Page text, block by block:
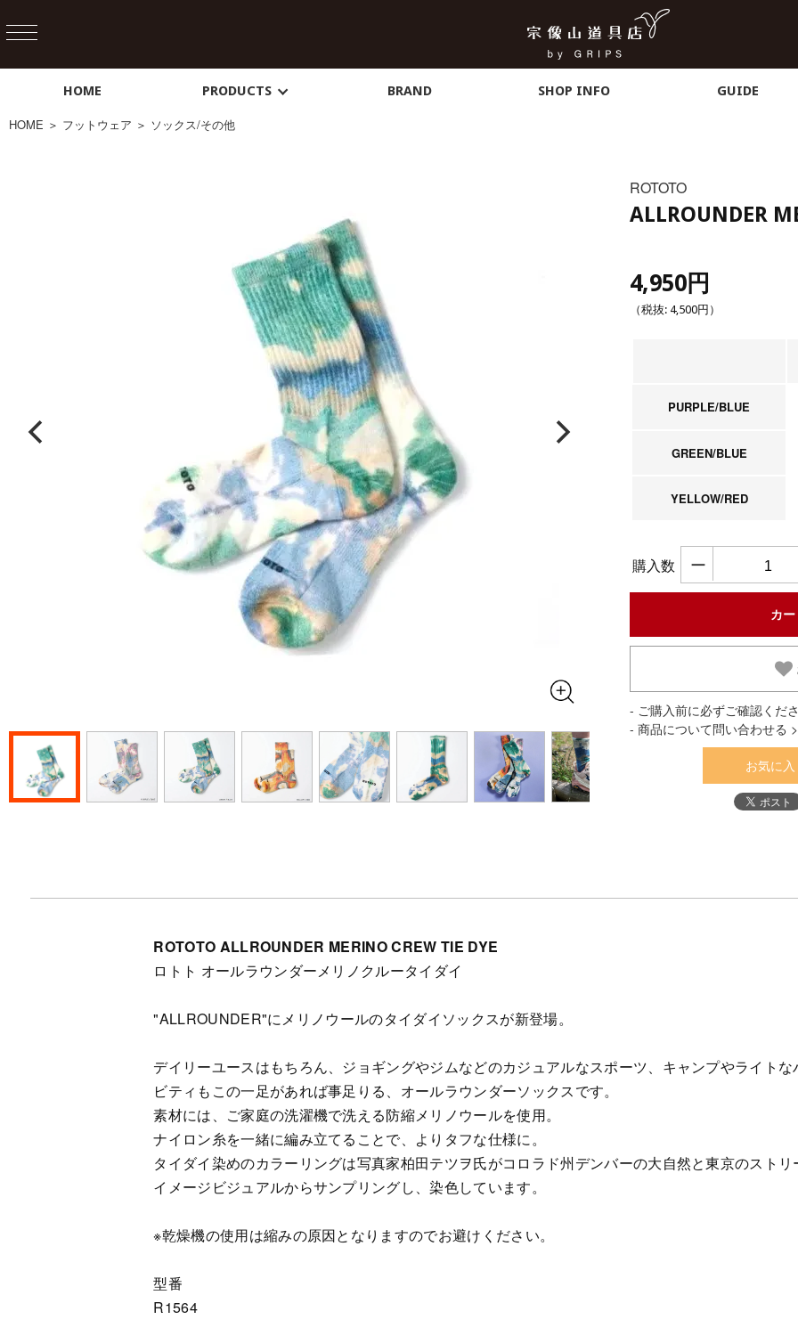
HOME PRODUCTS BRAND SHOP INFO GUIDE
HOME ＞ フットウェア ＞ ソックス/その他
ROTOTO
ALLROUNDER
4,950円
（税抜: 4,500円 ）
PURPLE/BLUE
GREEN/BLUE
YELLOW/RED
購入数 ー
- ご購入前に必ずご確認くだ
- 商品について問い合わせる
お気に
ROTOTO ALLROUNDER MERINO CREW TIE DYE
ロトト オールラウンダーメリノクルータイダイ
"ALLROUNDER"にメリノウールのタイダイソックスが新登場。
デイリーユースはもちろん、ジョギングやジムなどのカジュアルなスポーツ、キャンプやライト
ビティもこの一足があれば事足りる、オールラウンダーソックスです。
素材には、ご家庭の洗濯機で洗える防縮メリノウールを使用。
ナイロン糸を一緒に編み立てることで、よりタフな仕様に。
タイダイ染めのカラーリングは写真家柏田テツヲ氏がコロラド州デンバーの大自然と東京のスト
イメージビジュアルからサンプリングし、染色しています。
※乾燥機の使用は縮みの原因となりますのでお避けください。
型番
R1564